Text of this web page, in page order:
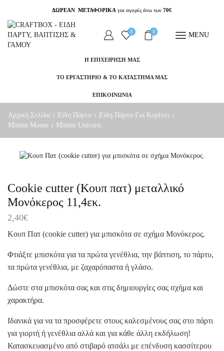
ΔΩΡΕΑΝ ΜΕΤΑΦΟΡΙΚΑ για αγορές άνω των 70€
0 0 MENU
Η ΕΠΙΧΕΙΡΗΣΗ ΜΑΣ
ΤΟ ΕΡΓΑΣΤΗΡΙΟ & ΤΟ ΚΑΤΑΣΤΗΜΑ ΜΑΣ
ΕΠΙΚΟΙΝΩΝΙΑ
Αρχική Σελίδα Είδη Πάρτυ
Είδη Πάρτυ Για Κορίτσι
Minnie Mouse
Minnie Unicorn
Cookie cutter (Κουπ πατ) μεταλλικό
Μονόκερος 11,4εκ.
2,40€
Κουπ Πατ (cookie cutter) για μπισκότα σε σχήμα Μονόκερος.
Φτιάξτε μπισκότα για τα πρώτα γενέθλια, την βάπτιση, το πάρτυ,
τα πρώτα γενέθλια, με ζαχαρόπαστα ή γλάσο.
Δώστε στα μπισκότα σας και στις δημιουργίες σας σχήμα και
χαρακτήρα.
Ιδανικά για να τα προσφέρετε στους καλεσμένους σας στο πάρτι
για γιορτή ή γενέθλια αλλά και για κάθε άλλη εκδήλωση!
Κατασκευασμένο από στιβαρό ατσάλι με επένδυση κασσίτερου